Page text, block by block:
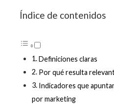
Índice de contenidos
Definiciones claras
Por qué resulta
Indicadores que
por marketing